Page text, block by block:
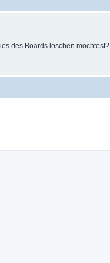
des Boards löschen möchtest?